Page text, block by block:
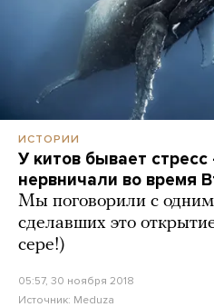
ИСТОРИИ
У китов бывает
нервничали во время
Мы поговорили с
сделавших это
сере!)
05:57, 30 ноября 2018
Источник: Meduza